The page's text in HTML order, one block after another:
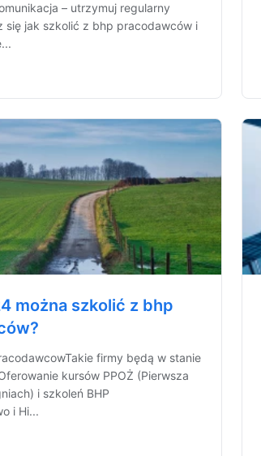
– utrzymuj regularny
się jak szkolić z bhp pracodawców i
można szkolić z bhp
firmy będą w stanie
kursów PPOŻ (Pierwsza
i szkoleń BHP
i Hi...